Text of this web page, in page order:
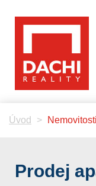
Úvod Nemovitosti
Prodej